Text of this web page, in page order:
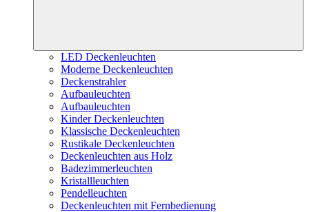
LED Deckenleuchten
Moderne Deckenleuchten
Deckenstrahler
Aufbauleuchten
Aufbauleuchten
Kinder Deckenleuchten
Klassische Deckenleuchten
Rustikale Deckenleuchten
Deckenleuchten aus Holz
Badezimmerleuchten
Kristallleuchten
Pendelleuchten
Deckenleuchten mit Fernbedienung